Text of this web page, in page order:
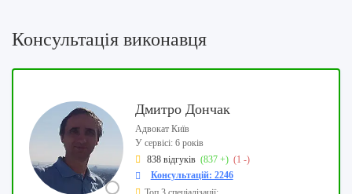
Консультація виконавця
Дмитро Дончак
Адвокат Київ
У сервісі: 6 років
838 відгуків (837 +) (1 -)
Консультацій: 2246